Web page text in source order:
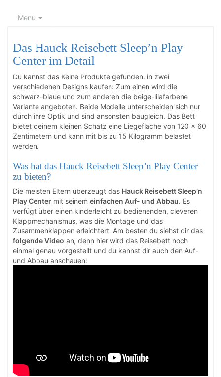
Menu
Das Hauck Reisebett Sleep’n Play
Center im Detail
Du kannst das Keine Produkte gefunden. in zwei
verschiedenen Designs kaufen: Zum einen wird die
schwarz-blaue und zum anderen die beige-lilafarbene
Variante angeboten. Beide Modelle unterscheiden sich nur
durch ihre Optik und sind ansonsten baugleich. Das Bett
bietet deinem kleinen Schatz eine Liegefläche von 120 x 60
Zentimetern und kann mit bis zu 15 Kilogramm belastet
werden.
Was hat das Hauck Reisebett Sleep’n Play Center
zu bieten?
Die meisten Eltern überzeugt das Hauck Reisebett Sleep’n
Play Center mit seinem einfachen Auf- und Abbau. Es
verfügt über einen kinderleicht zu bedienenden, cleveren
Klappmechanismus, was die Montage und das
Zusammenklappen erleichtert. Am besten du siehst dir das
folgende Video an, denn hier wird das Reisebett noch
einmal genau vorgestellt und du kannst dir auch den Auf-
und Abbau anschauen: